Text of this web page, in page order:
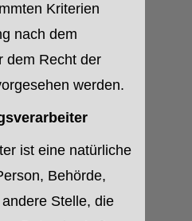
Kriterien
nach dem
dem Recht der
werden.
ist eine natürliche
Behörde,
Stelle, die